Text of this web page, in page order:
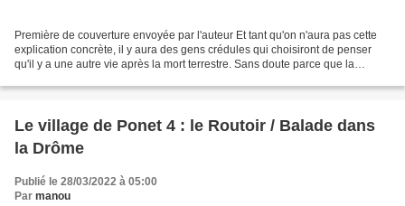
Première de couverture envoyée par l'auteur Et tant qu'on n'aura pas cette
explication concrète, il y aura des gens crédules qui choisiront de penser
qu'il y a une autre vie après la mort terrestre. Sans doute parce que la
Le village de Ponet 4 : le Routoir / Balade dans
la Drôme
Publié le 28/03/2022 à 05:00
Par manou